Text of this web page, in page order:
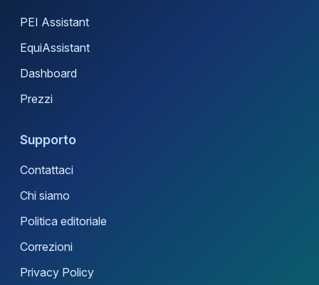
PEI Assistant
EquiAssistant
Dashboard
Prezzi
Supporto
Contattaci
Chi siamo
Politica editoriale
Correzioni
Privacy Policy